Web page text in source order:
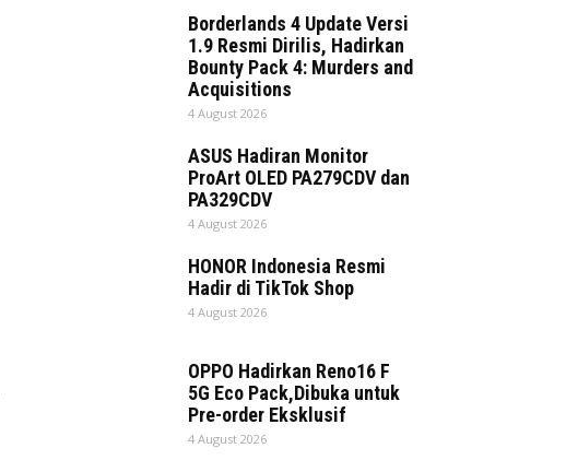
Borderlands 4 Update Versi
1.9 Resmi Dirilis, Hadirkan
Bounty Pack 4: Murders and
Acquisitions
4 August 2026
ASUS Hadiran Monitor
ProArt OLED PA279CDV dan
PA329CDV
4 August 2026
HONOR Indonesia Resmi
Hadir di TikTok Shop
4 August 2026
OPPO Hadirkan Reno16 F
5G Eco Pack,Dibuka untuk
Pre-order Eksklusif
4 August 2026